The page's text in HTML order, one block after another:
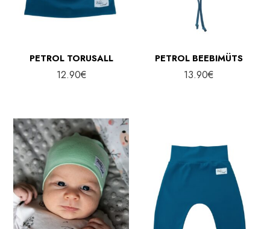
PETROL TORUSALL
12.90€
PETROL BEEBIMÜTS
13.90€